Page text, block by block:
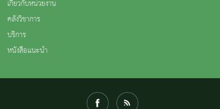
เกี่ยวกับหน่วยงาน
คลังวิชาการ
บริการ
หนังสือแนะนำ